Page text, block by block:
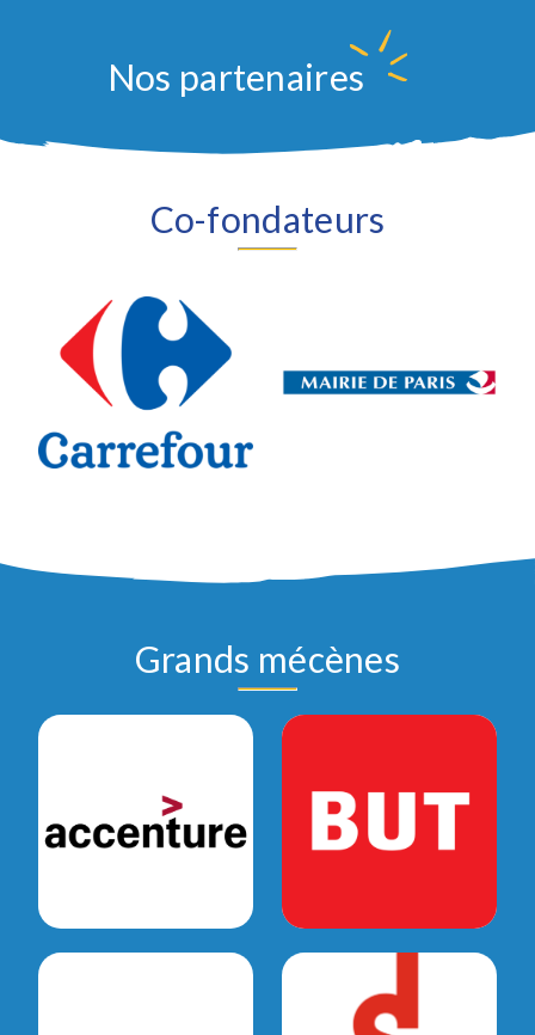
Nos partenaires
Co-fondateurs
Grands mécènes